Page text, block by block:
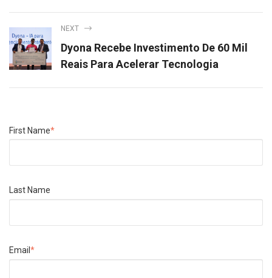
NEXT
Dyona Recebe Investimento De 60 Mil
Reais Para Acelerar Tecnologia
First Name*
Last Name
Email *